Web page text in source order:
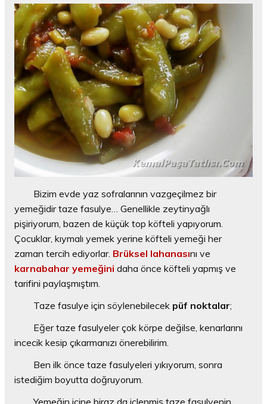
Bizim evde yaz sofralarının vazgeçilmez bir
yemeğidir taze fasulye… Genellikle zeytinyağlı
pişiriyorum, bazen de küçük top köfteli yapıyorum.
Çocuklar, kıymalı yemek yerine köfteli yemeği her
zaman tercih ediyorlar. Brüksel lahanasını ve
karnabahar yemeğini daha önce köfteli yapmış ve
tarifini paylaşmıştım.
Taze fasulye için söylenebilecek püf noktalar;
Eğer taze fasulyeler çok körpe değilse, kenarlarını
incecik kesip çıkarmanızı önerebilirim.
Ben ilk önce taze fasulyeleri yıkıyorum, sonra
istediğim boyutta doğruyorum.
Yemeğin içine biraz da içlenmiş taze fasulyenin